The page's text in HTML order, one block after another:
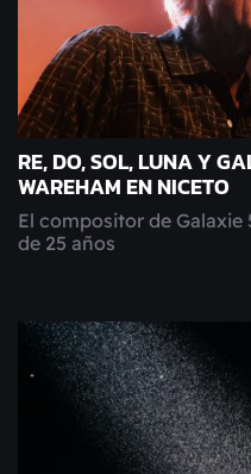
RE, DO, SOL, LUNA Y
WAREHAM EN NICETO
El compositor de
de 25 años